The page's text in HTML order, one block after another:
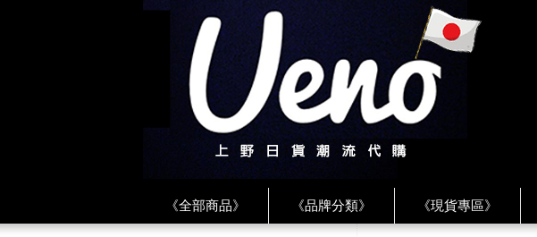
《全部商品》 《品牌分類》 《現貨專區》